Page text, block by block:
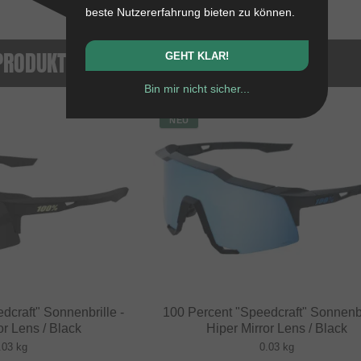
Sonnenbrille -
Lens / Black
kg
NEU
100 Percent "Speedcraft"
Hiper Mirror Lens / Black
0.03 kg
beste Nutzererfahrung bieten zu können.
GEHT KLAR!
Bin mir nicht sicher...